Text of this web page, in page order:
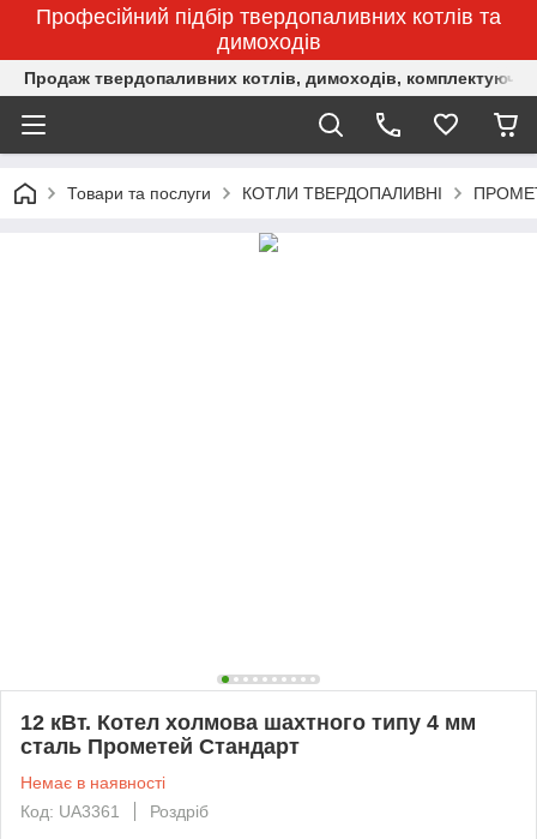
Професійний підбір твердопаливних котлів та
димоходів
Продаж твердопаливних котлів, димоходів,
Товари та послуги КОТЛИ ТВЕРДОПАЛИВНІ
12 кВт. Котел холмова шахтного типу 4 мм
сталь Прометей Стандарт
Немає в наявності
Код: UA3361
Роздріб